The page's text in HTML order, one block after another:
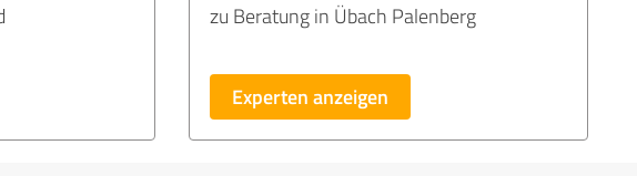
zu Beratung in Übach Palenberg
Experten anzeigen